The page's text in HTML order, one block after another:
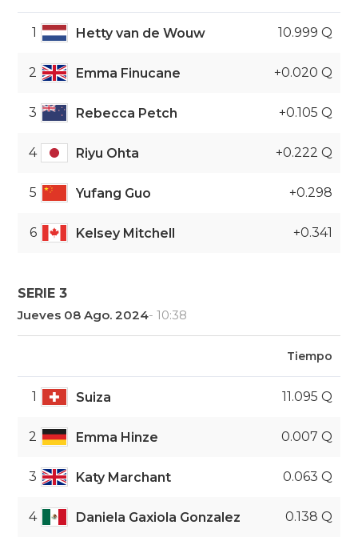
1 Hetty van de Wouw 10.999 Q
2 Emma Finucane +0.020 Q
3 Rebecca Petch +0.105 Q
4 Riyu Ohta +0.222 Q
5 Yufang Guo +0.298
6 Kelsey Mitchell +0.341
SERIE 3
Jueves 08 Ago. 2024- 10:38
Tiempo
1 Suiza 11.095 Q
2 Emma Hinze 0.007 Q
3 Katy Marchant 0.063 Q
4 Daniela Gaxiola Gonzalez 0.138 Q